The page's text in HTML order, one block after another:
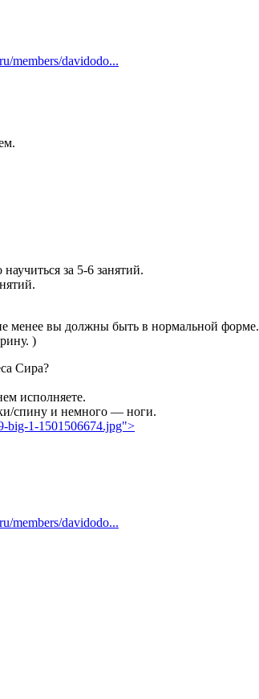
members/davidodo...
за 5-6 занятий.
менее вы должны быть в нормальной форме.
)
Сира?
исполняете.
спину и немного — ноги.
big-1-1501506674.jpg">
members/davidodo...